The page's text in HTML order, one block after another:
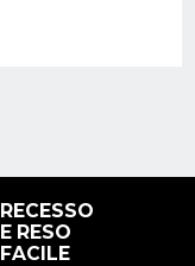
RECESSO
E RESO
FACILE